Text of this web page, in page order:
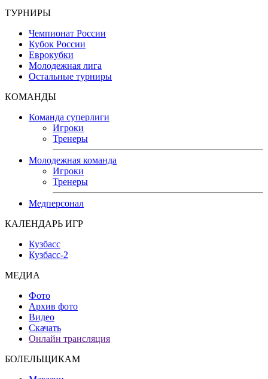
ТУРНИРЫ
Чемпионат России
Кубок России
Еврокубки
Молодежная лига
Остальные турниры
КОМАНДЫ
Команда суперлиги
Игроки
Тренеры
Молодежная команда
Игроки
Тренеры
Медперсонал
КАЛЕНДАРЬ ИГР
Кузбасс
Кузбасс-2
МЕДИА
Фото
Архив фото
Видео
Скачать
Онлайн трансляция
БОЛЕЛЬЩИКАМ